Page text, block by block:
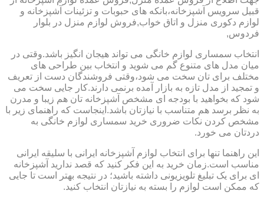
قبیل سرویس آشپزخانه،بانکه های حبوبات و تزئینات آشپزخانه و
لوازم دکوری منزل و اتاق خواب,فروش لوازم منزل در بلوار
فردوس,
انتخاب سمساری لوازم خانگی می تواند هیجان انگیز باشد.وقتی در
میان مدل های متنوع گم می شوید و انتخاب بین طراحی های
مختلف برای تان سخت می شود،وقتی فروشندگان دست از تعریف
و تمجید از مدل تازه به بازار آمده برنمی دارند.کار جایی سخت می
شود که بخواهید با بودجه ای مشخص آشپزخانه تان هم زیبا و مدرن
به نظر برسد هم متناسب با نیازتان باشد.اینجاست که راهنمای زیر با
مشخص کردن نکات ضروری خرید سمساری لوازم خانگی به
دردتان می خورد.
این راهنما تنها برای انتخاب لوازم آشپزخانه ایرانی با سلیقه ایرانی
مناسب است.زمان خرید به این فکر کنید که قصد ندارید آشپزخانه
ای برای یک تبلیغ تلویزیونی داشته باشید؛ در نتیجه بهتر است تا جایی
که ممکن است لوازم را بسته به نیازتان انتخاب کنید.